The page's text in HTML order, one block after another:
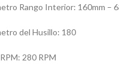
Rango Interior: 160mm –
del Husillo: 180
280 RPM